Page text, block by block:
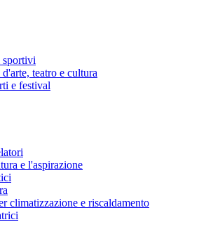
sportivi
teatro e cultura
e festival
e l'aspirazione
climatizzazione e riscaldamento